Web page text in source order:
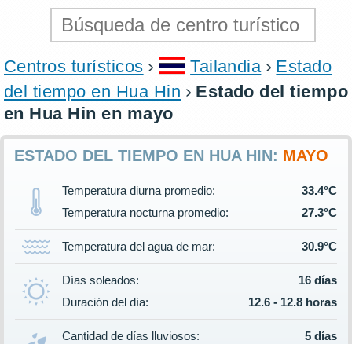
Centros turísticos Tailandia
Estado
del tiempo en Hua Hin
Estado del tiempo
en Hua Hin en mayo
ESTADO DEL TIEMPO EN HUA HIN: MAYO
Temperatura diurna promedio:
33.4°C
Temperatura nocturna promedio:
27.3°C
Temperatura del agua de mar: 30.9°C
Días soleados:
16 días
Duración del día:
12.6 - 12.8 horas
Cantidad de días lluviosos:
5 días